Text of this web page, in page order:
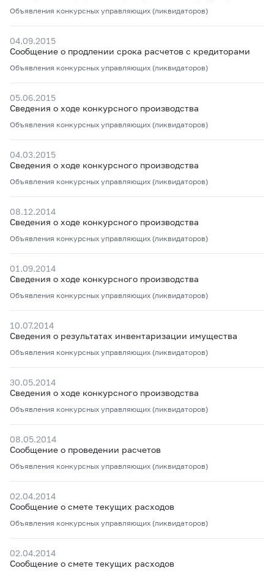
Объявления конкурсных управляющих (ликвидаторов)
04.09.2015
Сообщение о продлении срока расчетов с кредиторами
Объявления конкурсных управляющих (ликвидаторов)
05.06.2015
Сведения о ходе конкурсного производства
Объявления конкурсных управляющих (ликвидаторов)
04.03.2015
Сведения о ходе конкурсного производства
Объявления конкурсных управляющих (ликвидаторов)
08.12.2014
Сведения о ходе конкурсного производства
Объявления конкурсных управляющих (ликвидаторов)
01.09.2014
Сведения о ходе конкурсного производства
Объявления конкурсных управляющих (ликвидаторов)
10.07.2014
Сведения о результатах инвентаризации имущества
Объявления конкурсных управляющих (ликвидаторов)
30.05.2014
Сведения о ходе конкурсного производства
Объявления конкурсных управляющих (ликвидаторов)
08.05.2014
Сообщение о проведении расчетов
Объявления конкурсных управляющих (ликвидаторов)
02.04.2014
Сообщение о смете текущих расходов
Объявления конкурсных управляющих (ликвидаторов)
02.04.2014
Сообщение о смете текущих расходов